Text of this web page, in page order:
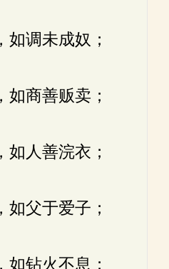
如调未成奴；
如商善贩卖；
如人善浣衣；
如父于爱子；
如钻火不息；